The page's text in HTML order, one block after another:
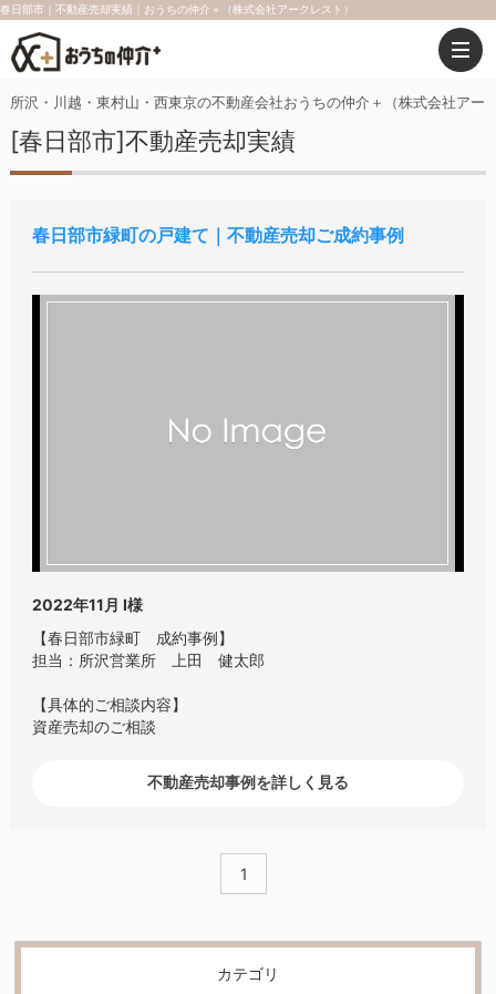
春日部市｜不動産売却実績｜おうちの仲介＋（株式会社アークレスト）
所沢・川越・東村山・西東京の不動産会社おうちの仲介＋（株式会社アー
[春日部市]不動産売却実績
春日部市緑町の戸建て｜不動産売却ご成約事例
2022年11月 I様
【春日部市緑町 成約事例】
担当：所沢営業所 上田 健太郎
【具体的ご相談内容】
資産売却のご相談
不動産売却事例を詳しく見る
1
カテゴリ